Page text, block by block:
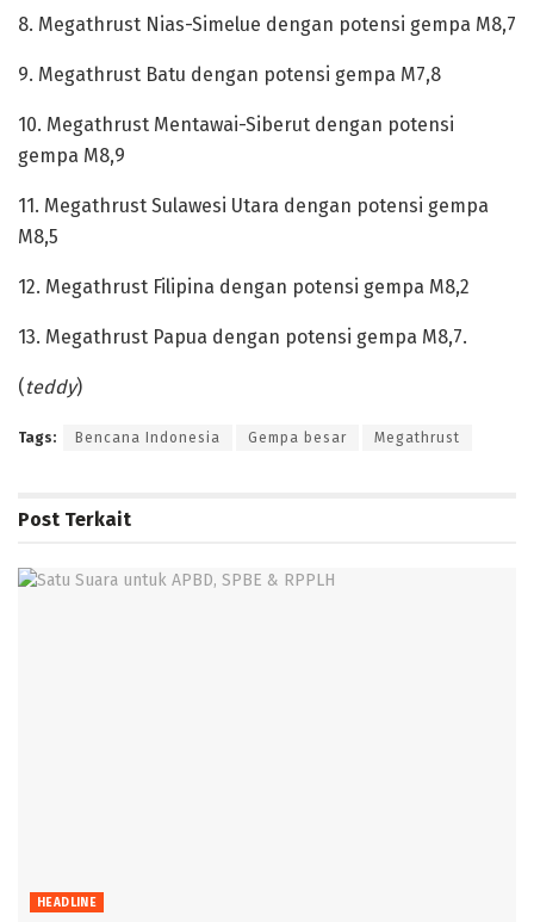
‎8. Megathrust Nias-Simelue dengan potensi gempa M8,7
‎9. Megathrust Batu dengan potensi gempa M7,8
‎10. Megathrust Mentawai-Siberut dengan potensi
gempa M8,9
‎11. Megathrust Sulawesi Utara dengan potensi gempa
M8,5
‎12. Megathrust Filipina dengan potensi gempa M8,2
‎13. Megathrust Papua dengan potensi gempa M8,7.
‎(teddy)
Tags: Bencana Indonesia Gempa besar Megathrust
Post Terkait
HEADLINE